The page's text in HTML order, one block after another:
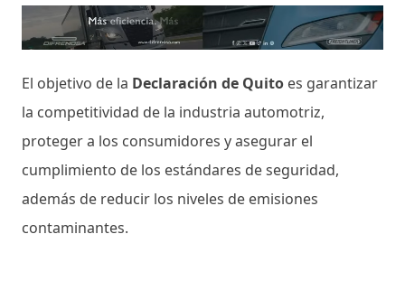
El objetivo de la Declaración de Quito es garantizar
la competitividad de la industria automotriz,
proteger a los consumidores y asegurar el
cumplimiento de los estándares de seguridad,
además de reducir los niveles de emisiones
contaminantes.